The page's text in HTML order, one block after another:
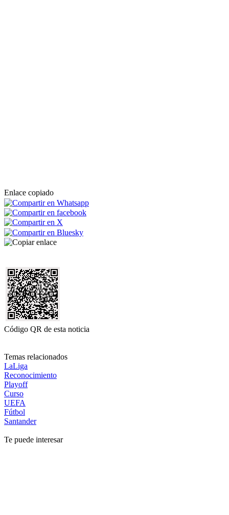
Enlace copiado
Código QR de esta noticia
Temas relacionados
LaLiga
Reconocimiento
Playoff
Curso
UEFA
Fútbol
Santander
Te puede interesar